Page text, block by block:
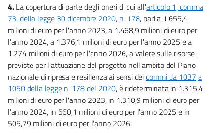
4. La copertura di parte degli oneri di cui all'articolo 1, comma
73, della legge 30 dicembre 2020, n. 178, pari a 1.655,4
milioni di euro per l'anno 2023, a 1.468,9 milioni di euro per
l'anno 2024, a 1.376,1 milioni di euro per l'anno 2025 e a
1.274 milioni di euro per l'anno 2026, a valere sulle risorse
previste per l'attuazione del progetto nell'ambito del Piano
nazionale di ripresa e resilienza ai sensi deicommi da 1037 a
1050 della legge n. 178 del 2020, è rideterminata in 1.315,4
milioni di euro per l'anno 2023, in 1.310,9 milioni di euro per
l'anno 2024, in 560,1 milioni di euro per l'anno 2025 e in
505,79 milioni di euro per l'anno 2026.